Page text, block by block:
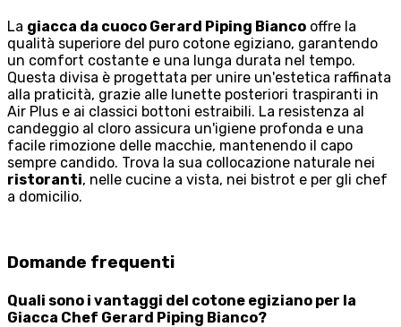
La giacca da cuoco Gerard Piping Bianco offre la
qualità superiore del puro cotone egiziano, garantendo
un comfort costante e una lunga durata nel tempo.
Questa divisa è progettata per unire un'estetica raffinata
alla praticità, grazie alle lunette posteriori traspiranti in
Air Plus e ai classici bottoni estraibili. La resistenza al
candeggio al cloro assicura un'igiene profonda e una
facile rimozione delle macchie, mantenendo il capo
sempre candido. Trova la sua collocazione naturale nei
ristoranti, nelle cucine a vista, nei bistrot e per gli chef
a domicilio.
Domande frequenti
Quali sono i vantaggi del cotone egiziano per la
Giacca Chef Gerard Piping Bianco?